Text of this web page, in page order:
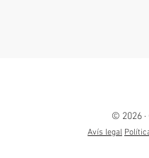
© 2026
Avís legal